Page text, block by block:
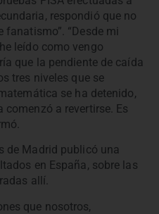
respondió que no
fanatismo”. “Desde mi
leído como vengo
que la pendiente de caída
tres niveles que se
se ha detenido,
comenzó a revertirse. Es
de Madrid publicó una
en España, sobre las
allí.
que nosotros,